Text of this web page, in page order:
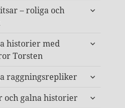
– roliga och
expandera
historier med
Torsten
expandera
raggningsrepliker
expandera
och galna historier
expandera